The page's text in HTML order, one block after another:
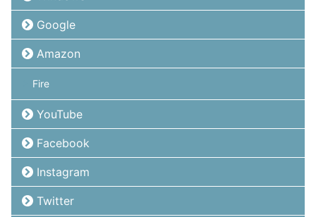
Google
Amazon
Fire
YouTube
Facebook
Instagram
Twitter